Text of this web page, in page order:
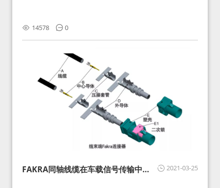
14578 0
2021-03-25
FAKRA同轴线缆在车载信号传输中的